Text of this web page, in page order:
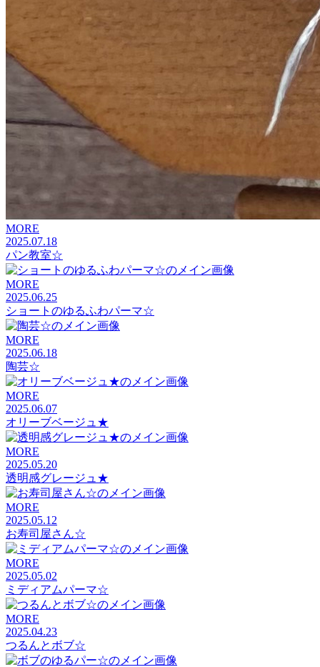
MORE
2025.07.18
パン教室☆
MORE
2025.06.25
ショートのゆるふわパーマ☆
MORE
2025.06.18
陶芸☆
MORE
2025.06.07
オリーブベージュ★
MORE
2025.05.20
透明感グレージュ★
MORE
2025.05.12
お寿司屋さん☆
MORE
2025.05.02
ミディアムパーマ☆
MORE
2025.04.23
つるんとボブ☆